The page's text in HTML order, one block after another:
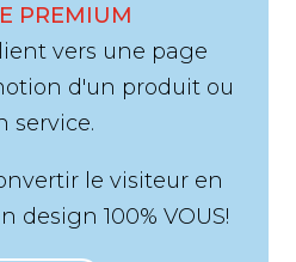
ou
en
Une carte
sur une
Votre